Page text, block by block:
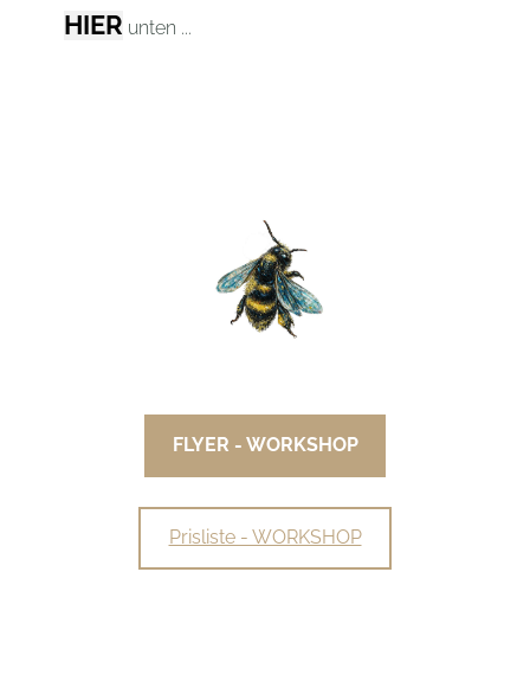
HIER unten ...
FLYER - WORKSHOP
Prisliste - WORKSHOP